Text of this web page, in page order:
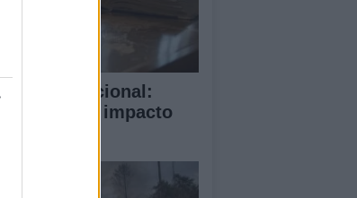
Internacional:
y su impacto